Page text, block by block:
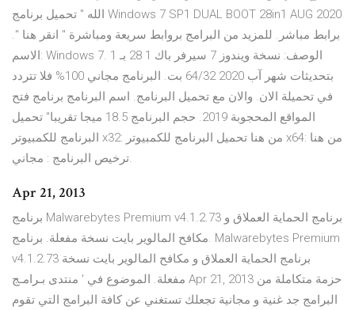
الله " تحميل برنامج Windows 7 SP1 DUAL BOOT 28in1 AUG 2020
برابط مباشر. للمزيد من البرامج بروابط سريعة ومباشرة " انقر هنا ".
الاسم: Windows 7. الوصف: نسخة ويندوز 7 سيرفر باك 1 28 بـ 1
بتحديثات شهر آب 2020 64/32 بت. البرنامج مجاني 100% فلا تتردد
في تحميلة الان. والان مع تحميل البرنامج. اسم البرنامج برنامج فتح
المواقع المحجوبة 2019. حجم البرنامج 18.5 ميجا تقريبا" تحميل
البرنامج للكمبيوتر x32: من هنا تحميل البرنامج للكمبيوتر x64: من هنا
ترخيص البرنامج : مجاني.
Apr 21, 2013
برنامج Malwarebytes Premium v4.1.2.73 برنامج الحماية العملاق و
مكافح المالوير بايت نسخة مفعلة. برنامج. Malwarebytes Premium
v4.1.2.73 برنامج الحماية العملاق و مكافح المالوير بايت نسخة
مفعلة. الموضوع في ' منتدى بـرامـج Apr 21, 2013 حزمة متكاملة من
البرامج جد غنية و مجانية تجعلك تستغني عن كافة البرامج التي تقوم